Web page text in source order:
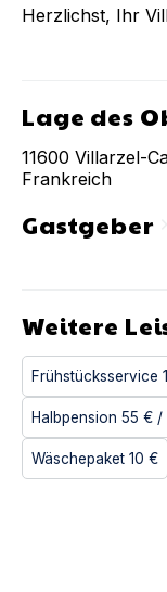
Herzlichst, Ihr
Lage des
11600 Villarzel-
Frankreich
Gastgeberchevron_right
Weitere
Frühstücksservice
Halbpension 55 € /
Wäschepaket 10 €